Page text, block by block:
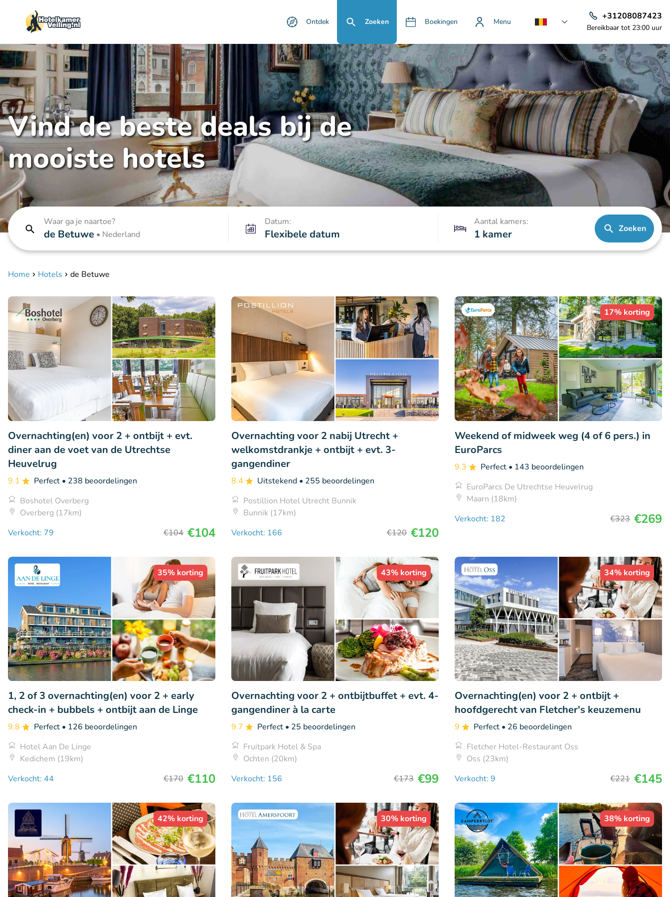
Ontdek Zoeken Boekingen Menu
+31208087423
Bereikbaar tot 23:00 uur
Vind de beste deals bij de
mooiste hotels
Waar ga je naartoe?
de Betuwe • Nederland
Datum:
Flexibele datum
Aantal kamers:
1 kamer Zoeken
Home Hotels de Betuwe
Overnachting(en) voor 2 + ontbijt + evt.
diner aan de voet van de Utrechtse
Heuvelrug
9.1 Perfect • 238 beoordelingen
Boshotel Overberg
Overberg (17km)
Verkocht: 79
€104 €104
Overnachting voor 2 nabij Utrecht +
welkomstdrankje + ontbijt + evt. 3-
gangendiner
8.4 Uitstekend • 255 beoordelingen
Postillion Hotel Utrecht Bunnik
Bunnik (17km)
Verkocht: 166
€120 €120
17% korting
Weekend of midweek weg (4 of 6 pers.) in
EuroParcs
9.3 Perfect • 143 beoordelingen
EuroParcs De Utrechtse Heuvelrug
Maarn (18km)
Verkocht: 182
€323 €269
35% korting
1, 2 of 3 overnachting(en) voor 2 + early
check-in + bubbels + ontbijt aan de Linge
9.8 Perfect • 126 beoordelingen
Hotel Aan De Linge
Kedichem (19km)
Verkocht: 44
€170 €110
43% korting
Overnachting voor 2 + ontbijtbuffet + evt. 4-
gangendiner à la carte
9.7 Perfect • 25 beoordelingen
Fruitpark Hotel & Spa
Ochten (20km)
Verkocht: 156
€173 €99
34% korting
Overnachting(en) voor 2 + ontbijt +
hoofdgerecht van Fletcher's keuzemenu
9 Perfect • 26 beoordelingen
Fletcher Hotel-Restaurant Oss
Oss (23km)
Verkocht: 9
€221 €145
42% korting 30% korting 38% korting